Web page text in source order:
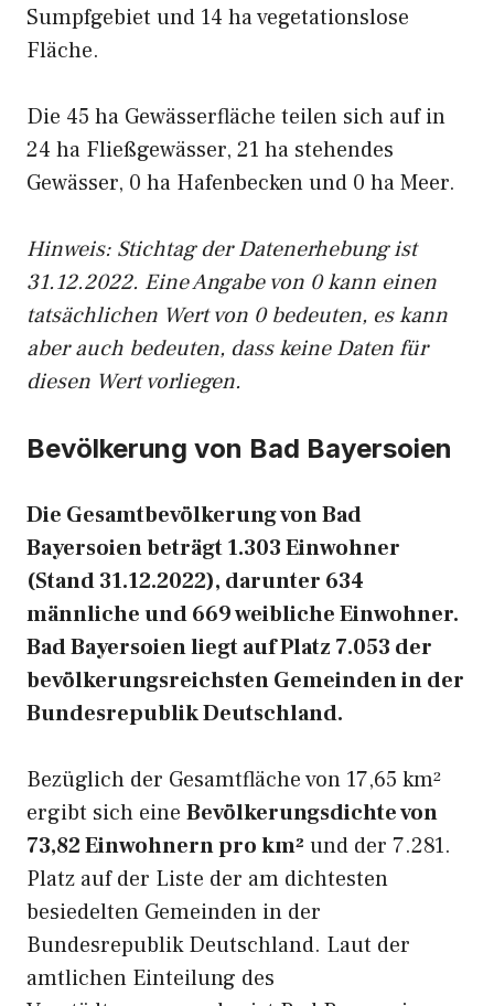
Sumpfgebiet und 14 ha vegetationslose
Fläche.
Die 45 ha Gewässerfläche teilen sich auf in
24 ha Fließgewässer, 21 ha stehendes
Gewässer, 0 ha Hafenbecken und 0 ha Meer.
Hinweis: Stichtag der Datenerhebung ist
31.12.2022. Eine Angabe von 0 kann einen
tatsächlichen Wert von 0 bedeuten, es kann
aber auch bedeuten, dass keine Daten für
diesen Wert vorliegen.
Bevölkerung von Bad Bayersoien
Die Gesamtbevölkerung von Bad
Bayersoien beträgt 1.303 Einwohner
(Stand 31.12.2022), darunter 634
männliche und 669 weibliche Einwohner.
Bad Bayersoien liegt auf Platz 7.053 der
bevölkerungsreichsten Gemeinden in der
Bundesrepublik Deutschland.
Bezüglich der Gesamtfläche von 17,65 km²
ergibt sich eine Bevölkerungsdichte von
73,82 Einwohnern pro km² und der 7.281.
Platz auf der Liste der am dichtesten
besiedelten Gemeinden in der
Bundesrepublik Deutschland. Laut der
amtlichen Einteilung des